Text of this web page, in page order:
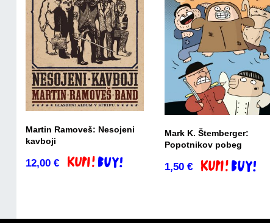
Martin Ramoveš: Nesojeni
kavboji
12,00 € Dodaj v košarico
Mark K. Štemberger:
Popotnikov pobeg
1,50 € Dodaj v košarico